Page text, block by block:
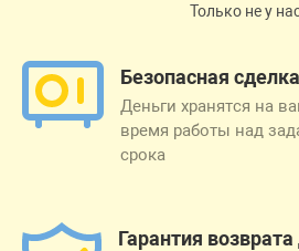
Только не у
Безопасная сделка
Деньги хранятся на
время работы над
срока
Гарантия возврата